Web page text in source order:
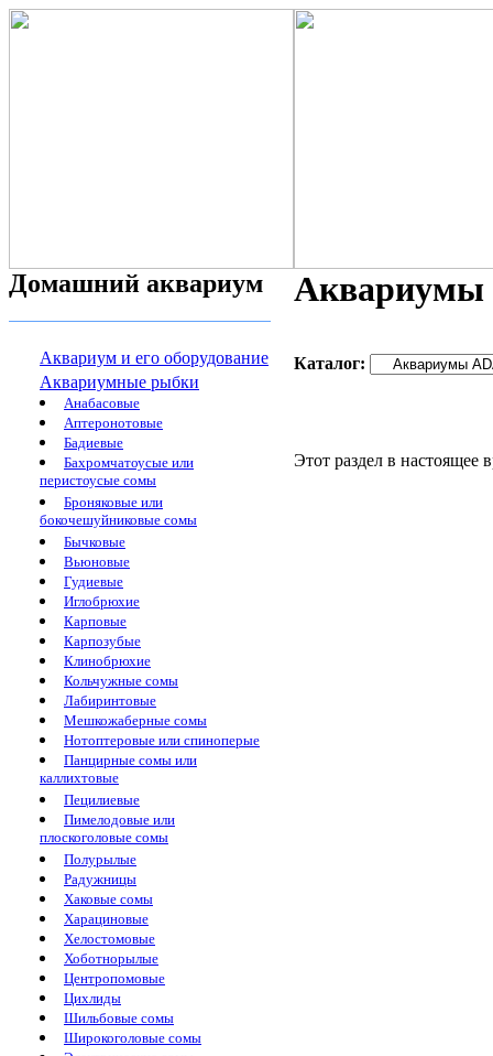
Домашний аквариум
Аквариум и его оборудование
Аквариумные рыбки
Анабасовые
Аптеронотовые
Бадиевые
Бахромчатоусые или
перистоусые сомы
Броняковые или
бокочешуйниковые сомы
Бычковые
Вьюновые
Гудиевые
Иглобрюхие
Карповые
Карпозубые
Клинобрюхие
Кольчужные сомы
Лабиринтовые
Мешкожаберные сомы
Нотоптеровые или спиноперые
Панцирные сомы или
каллихтовые
Пецилиевые
Пимелодовые или
плоскоголовые сомы
Полурылые
Радужницы
Хаковые сомы
Харациновые
Хелостомовые
Хоботнорылые
Центропомовые
Цихлиды
Шильбовые сомы
Широкоголовые сомы
Аквариумы
Каталог:
Этот раздел в настоящее